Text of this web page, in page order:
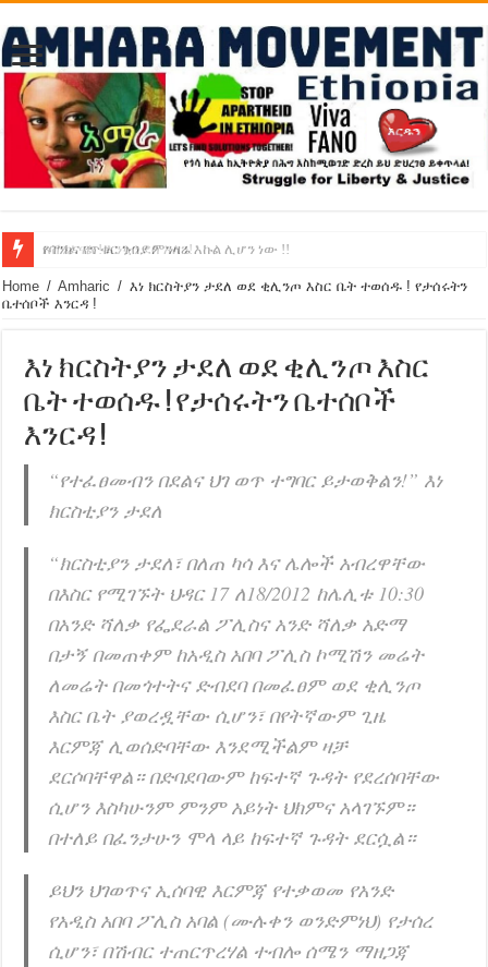
የባንክና የጥቁር ገብያ ምንዛሬ እኩል ሊሆን ነው !!
አሸንፈናል ! እንኳን ደስ አለን!
Home / Amharic / እነ ክርስትያን ታደለ ወደ ቂሊንጦ እስር ቤት ተወሰዱ ! የታሰሩትን
ቤተሰቦች እንርዳ !
እነ ክርስትያን ታደለ ወደ ቂሊንጦ እስር
ቤት ተወሰዱ ! የታሰሩትን ቤተሰቦች
እንርዳ !
“የተፈፀመብን በደልና ህገ ወጥ ተግባር ይታወቅልን!” እነ
ክርስቲያን ታደለ
“ክርስቲያን ታደለ፣ በለጠ ካሳ እና ሌሎች አብረዋቸው
በእስር የሚገኙት ህዳር 17 ለ18/2012 ከሌሊቱ 10:30
በአንድ ሻለቃ የፌደራል ፖሊስና አንድ ሻለቃ አድማ
በታኝ በመጠቀም ከአዲስ አበባ ፖሊስ ኮሚሽን መሬት
ለመሬት በመጎተትና ድብደባ በመፈፀም ወደ ቂሊንጦ
እስር ቤት ያወረዷቸው ሲሆን፣ በየትኛውም ጊዜ
እርምጃ ሊወሰድባቸው እንደሚችልም ዛቻ
ደርሶባቸዋል። በድባደባውም ከፍተኛ ጉዳት የደረሰባቸው
ሲሆን እስካሁንም ምንም አይነት ህክምና አላገኙም።
በተለይ በፈንታሁን ሞላ ላይ ከፍተኛ ጉዳት ደርሷል።
ይህን ህገወጥና ኢሰባዊ እርምጃ የተቃወመ የአንድ
የአዲስ አበባ ፖሊስ አባል (ሙሉቀን ወንድምነህ) የታሰረ
ሲሆን፣ በሽብር ተጠርጥረሃል ተብሎ ሰሜን ማዘጋጃ